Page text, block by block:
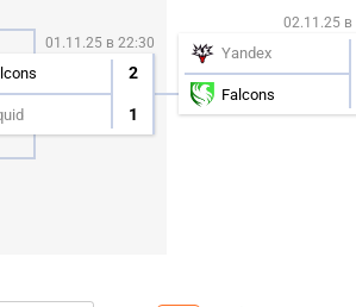
01.11.25 в 22:30
2
1
02.11.25 в
Yandex
Falcons